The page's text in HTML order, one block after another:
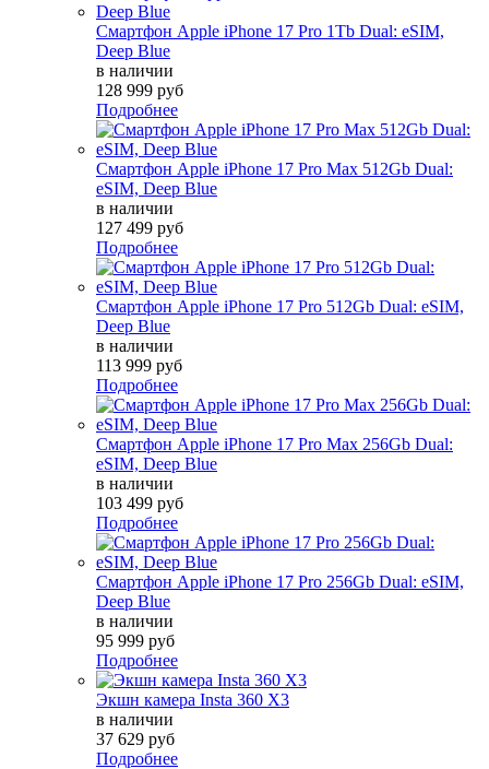
Смартфон Apple iPhone 17 Pro 1Tb Dual: eSIM,
Deep Blue
в наличии
128 999 руб
Подробнее
Смартфон Apple iPhone 17 Pro Max 512Gb Dual:
eSIM, Deep Blue
в наличии
127 499 руб
Подробнее
Смартфон Apple iPhone 17 Pro 512Gb Dual: eSIM,
Deep Blue
в наличии
113 999 руб
Подробнее
Смартфон Apple iPhone 17 Pro Max 256Gb Dual:
eSIM, Deep Blue
в наличии
103 499 руб
Подробнее
Смартфон Apple iPhone 17 Pro 256Gb Dual: eSIM,
Deep Blue
в наличии
95 999 руб
Подробнее
Экшн камера Insta 360 X3
в наличии
37 629 руб
Подробнее